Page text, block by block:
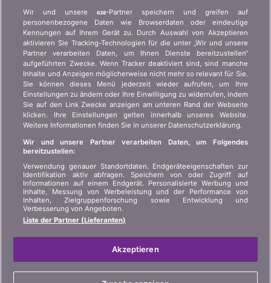
Wer ist bonus.ch? Wie funktionieren die Vergleiche?
Presseanfragen, Partnerschaften, Werbung...
Wer sind wir?
Kontakt
Werbung
Beitritt / Partnerschaft
Presse
Kundeninformation Art.
45 VAG
Datenschutz der
Privatsphäre
Rechtliche Informationen
SPRACHE
FR IT
© 2004-2026 copyright bonus.ch SA
Wir und unsere638-Partner speichern und greifen auf
personenbezogene Daten wie Browserdaten oder eindeutige
Kennungen auf Ihrem Gerät zu. Durch Auswahl von Akzeptieren
aktivieren Sie Tracking-Technologien für die unter „Wir und unsere
Partner verarbeiten Daten, um Ihnen Dienste bereitzustellen“
aufgeführten Zwecke. Wenn Tracker deaktiviert sind, sind manche
Inhalte und Anzeigen möglicherweise nicht mehr so relevant für Sie.
Sie können dieses Menü jederzeit wieder aufrufen, um Ihre
Einstellungen zu ändern oder Ihre Einwilligung zu widerrufen, indem
Sie auf den Link Zwecke anzeigen am unteren Rand der Webseite
klicken. Ihre Einstellungen gelten innerhalb unseres Website.
Weitere Informationen finden Sie in unserer Datenschutzerklärung.
Wir und unsere Partner verarbeiten Daten, um Folgendes
bereitzustellen:
Verwendung genauer Standortdaten. Endgeräteeigenschaften zur
Identifikation aktiv abfragen. Speichern von oder Zugriff auf
Informationen auf einem Endgerät. Personalisierte Werbung und
Inhalte, Messung von Werbeleistung und der Performance von
Inhalten, Zielgruppenforschung sowie Entwicklung und
Verbesserung von Angeboten.
Liste der Partner (Lieferanten)
Akzeptieren